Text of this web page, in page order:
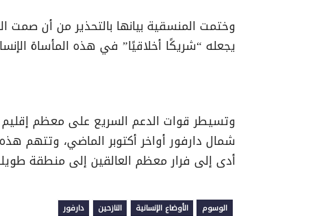
وختمت المنسقية بيانها بالتحذير من أن صمت
يجعله “شريكًا أخلاقيًا” في هذه المأساة
وتسيطر قوات الدعم السريع على معظم
شمال دارفور أواخر أكتوبر الماضي، وتتهم
أدى إلى فرار معظم العالقين إلى منطقة
الوسوم الأوضاع الإنسانية النازحين دارفور